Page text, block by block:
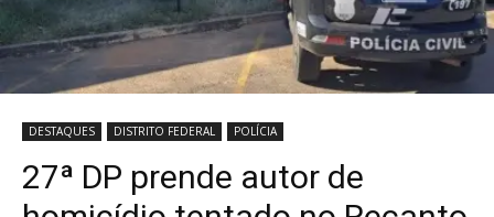
DESTAQUES DISTRITO FEDERAL POLÍCIA
27ª DP prende autor de